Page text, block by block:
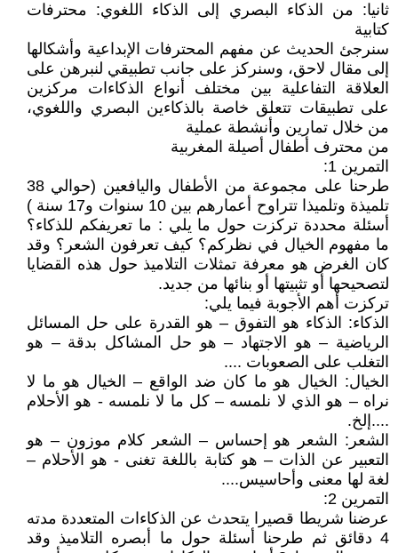
ثانيا: من الذكاء البصري إلى الذكاء اللغوي: محترفات
كتابية
سنرجئ الحديث عن مفهم المحترفات الإبداعية وأشكالها
إلى مقال لاحق، وسنركز على جانب تطبيقي لنبرهن على
العلاقة التفاعلية بين مختلف أنواع الذكاءات مركزين
على تطبيقات تتعلق خاصة بالذكاءين البصري واللغوي،
من خلال تمارين وأنشطة عملية
من محترف أطفال أصيلة المغربية
التمرين 1:
طرحنا على مجموعة من الأطفال واليافعين (حوالي 38
تلميذة وتلميذا تتراوح أعمارهم بين 10 سنوات و17 سنة )
أسئلة محددة تركزت حول ما يلي : ما تعريفكم للذكاء؟
ما مفهوم الخيال في نظركم؟ كيف تعرفون الشعر؟ وقد
كان الغرض هو معرفة تمثلات التلاميذ حول هذه القضايا
لتصحيحها أو تثبيتها أو بنائها من جديد.
تركزت أهم الأجوبة فيما يلي:
الذكاء: الذكاء هو التفوق – هو القدرة على حل المسائل
الرياضية – هو الاجتهاد – هو حل المشاكل بدقة – هو
التغلب على الصعوبات ....
الخيال: الخيال هو ما كان ضد الواقع – الخيال هو ما لا
نراه – هو الذي لا نلمسه – كل ما لا نلمسه - هو الأحلام
....إلخ.
الشعر: الشعر هو إحساس – الشعر كلام موزون – هو
التعبير عن الذات – هو كتابة باللغة تغنى - هو الأحلام –
لغة لها معنى وأحاسيس....
التمرين 2:
عرضنا شريطا قصيرا يتحدث عن الذكاءات المتعددة مدته
4 دقائق ثم طرحنا أسئلة حول ما أبصره التلاميذ وقد